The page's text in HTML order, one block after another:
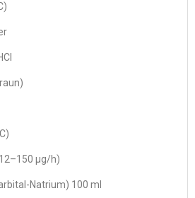
µg/h)
Natrium) 100 ml